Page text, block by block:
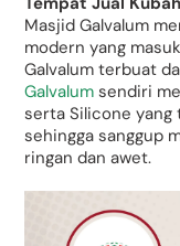
Masjid Galvalum
modern yang
Galvalum terbuat
Galvalum sendiri
serta Silicone
sehingga sanggup
ringan dan awet.